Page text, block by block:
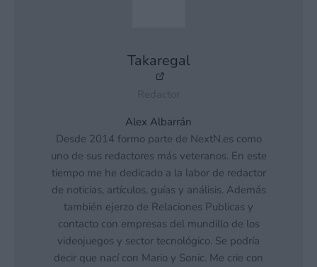
Takaregal
Alex Albarrán
Desde 2014 formo parte de NextN.es como
uno de sus redactores más veteranos. En este
tiempo me he dedicado a la labor de redactor
de noticias, artículos, guías y análisis. Además
también ejerzo de Relaciones Publicas y
contacto con empresas del mundillo de los
videojuegos y sector tecnológico. Se podría
decir que nací con Mario y Sonic. Me crie con